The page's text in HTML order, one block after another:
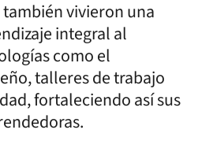
vivieron una
integral al
como el
talleres de trabajo
fortaleciendo así sus